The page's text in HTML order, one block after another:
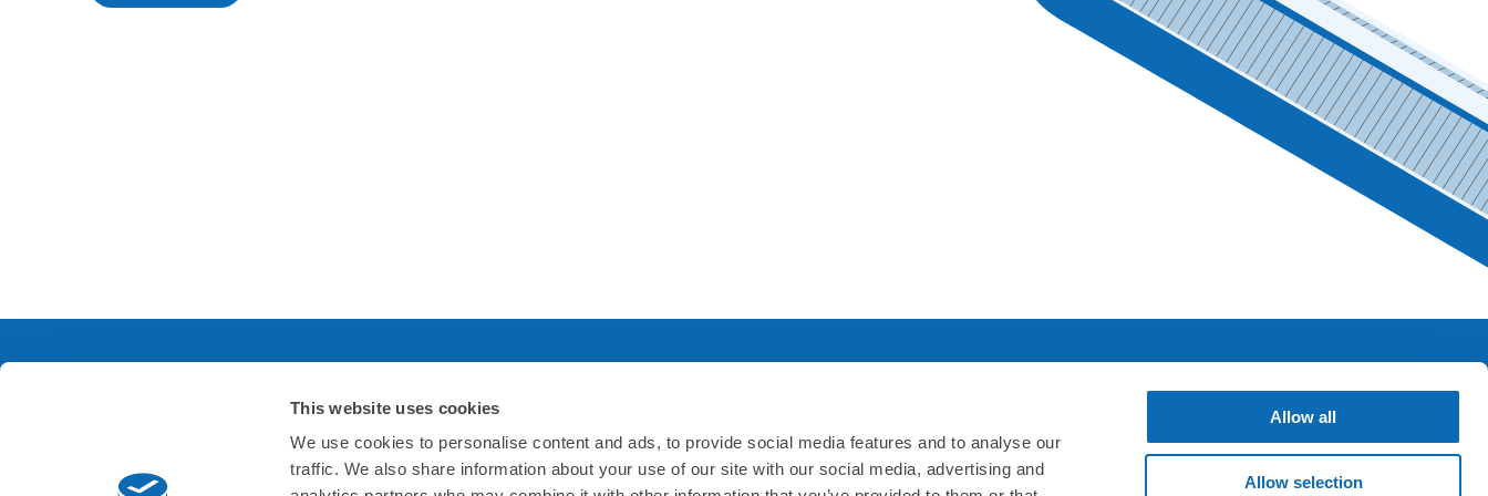
This website uses cookies
We use cookies to personalise content and ads, to provide social media features and to analyse our
traffic. We also share information about your use of our site with our social media, advertising and
Allow all
Allow selection
よくあるご質問
会社について
会社ホームページ
規約について
利用規約
SNS & アプリ